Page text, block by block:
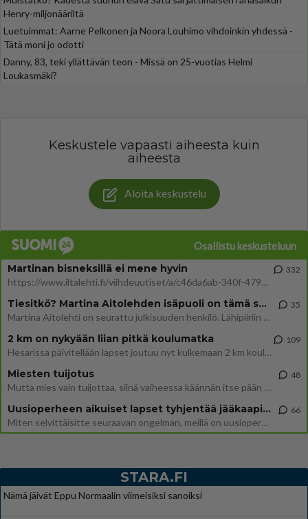
Henry-miljonääriltä
Luetuimmat: Aarne Pelkonen ja Noora Louhimo vihdoinkin yhdessä -
Tätä moni jo odotti
Danny, 83, teki yllättävän teon - Missä on 25-vuotias Helmi
Loukasmäki?
Keskustele vapaasti aiheesta kuin
aiheesta
Aloita keskustelu
Osallistu keskusteluun
Martinan bisneksillä ei mene hyvin
https://www.iltalehti.fi/viihdeuutiset/a/c46da6ab-340f-4790-aaa7-0865eed2336 Yrityksen konkurssihakemus on tullut kärä
332
Tiesitkö? Martina Aitolehden isäpuoli on tämä suosittu laulaja
Martina Aitolehti on seurattu julkisuuden henkilö. Lähipiiriin mahtuu muitakin tunnettuja henkilöitä. Tiesitkö, että Ma
35
2 km on nykyään liian pitkä koulumatka
Hesarissa päivitellään lapset joutuu nyt kulkemaan 2 km kouluun jösses. Ruostefillarilla tuo matka menee vaikka miten äk
109
Miesten tuijotus
Mutta mies vain tuijottaa, siinä vaiheessa käännän itse pään pois. Mikä juttu? Yleensä jos joku tuijottaa tai katsoo, hä
48
Uusioperheen aikuiset lapset tyhjentää jääkaapin käydessään
Miten selvittäisitte seuraavan ongelman, meillä on uusioperhe, minulla teini-ikäiset lapset ja puolisolla aikuiset, jotk
66
STARA.FI
Nämä jäivät Eppu Normaalin viimeisiksi sanoiksi